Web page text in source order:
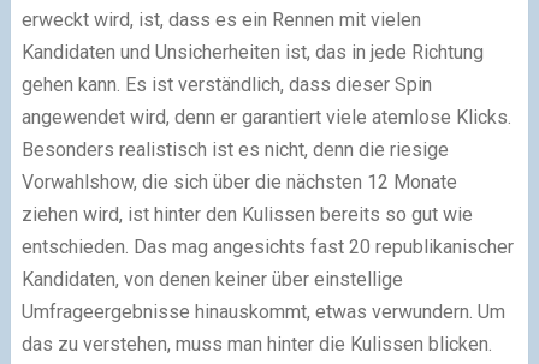
erweckt wird, ist, dass es ein Rennen mit vielen
Kandidaten und Unsicherheiten ist, das in jede Richtung
gehen kann. Es ist verständlich, dass dieser Spin
angewendet wird, denn er garantiert viele atemlose Klicks.
Besonders realistisch ist es nicht, denn die riesige
Vorwahlshow, die sich über die nächsten 12 Monate
ziehen wird, ist hinter den Kulissen bereits so gut wie
entschieden. Das mag angesichts fast 20 republikanischer
Kandidaten, von denen keiner über einstellige
Umfrageergebnisse hinauskommt, etwas verwundern. Um
das zu verstehen, muss man hinter die Kulissen blicken.